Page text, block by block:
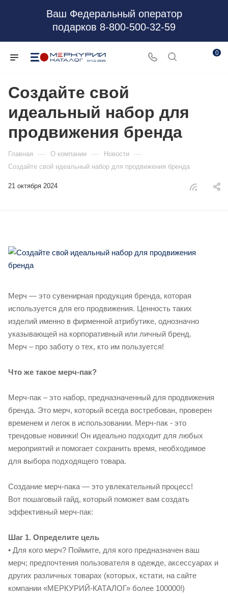
Ваш Федеральный оператор
подарков 8-800-500-32-59
0
Создайте свой
идеальный набор для
продвижения бренда
Главная — О компании — Новости —
Создайте свой идеальный набор для продвижения бренда
21 октября 2024
Мерч — это сувенирная продукция бренда, которая
используется для его продвижения. Ценность таких
изделий именно в фирменной атрибутике, однозначно
указывающей на корпоративный или личный бренд.
Мерч – про заботу о тех, кто им пользуется!
Что же такое мерч-пак?
Мерч-пак – это набор, предназначенный для продвижения
бренда. Это мерч, который всегда востребован, проверен
временем и легок в использовании. Мерч-пак - это
трендовые новинки! Он идеально подходит для любых
мероприятий и помогает сохранить время, необходимое
для выбора подходящего товара.
Создание мерч-пака — это увлекательный процесс!
Вот пошаговый гайд, который поможет вам создать
эффективный мерч-пак:
Шаг 1. Определите цель
• Для кого мерч? Поймите, для кого предназначен ваш
мерч; предпочтения пользователя в одежде, аксессуарах и
других различных товарах (которых, кстати, на сайте
компании «МЕРКУРИЙ-КАТАЛОГ» более 100000!)